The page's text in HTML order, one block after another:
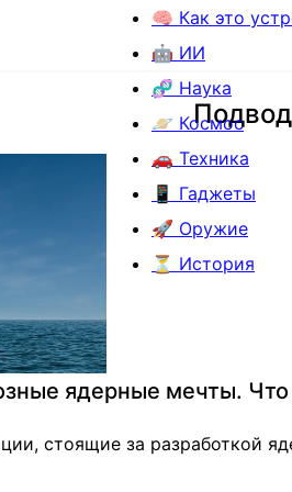
🧠 Как это
🤖 ИИ
🧬 Наука
🪐 Космос
🚗 Техника
📱 Гаджеты
🚀 Оружие
⏳ История
ядерные мечты.
стоящие за разработкой